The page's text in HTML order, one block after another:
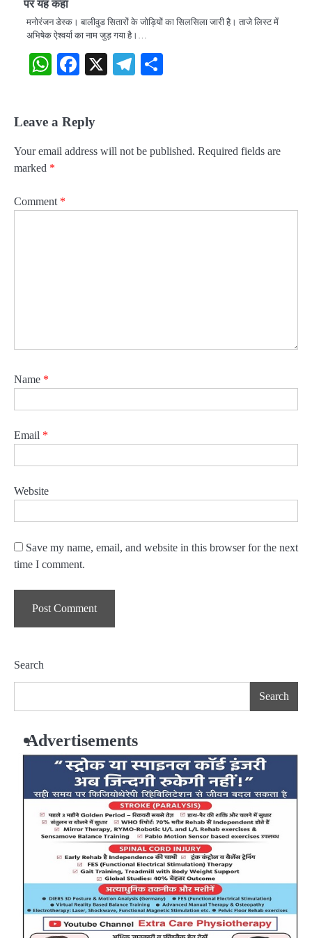
पर यह कहा
मनोरंजन डेस्क। बालीवुड सितारों के जोड़ियों का सिलसिला जारी है। ताजे लिस्ट में
अभिषेक ऐश्वर्या का नाम जुड़ गया है।…
WhatsApp
Facebook
X Telegram
Leave a Reply
Your email address will not be published. Required fields are
marked *
Comment *
Name *
Email *
Website
Save my name, email, and website in this browser for the next
time I comment.
Search
Search
Advertisements